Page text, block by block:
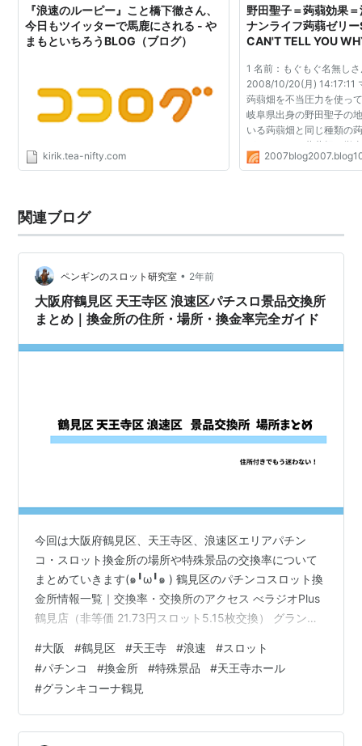
『浪速のルーピー』こと橋下徹さん、
今日もツイッターで馬鹿にされる - や
まもといちろうBLOG（ブログ）
kirik.tea-nifty.com
野田聖子＝蒟蒻効果
ナンライフ蒟蒻ゼリ
CAN'T TELL YOU
1 名前：もぐもぐ名無し
2008/10/20(月) 14:17:11
蒟蒻畑を不当圧力を使っ
岐阜県出身の野田聖子の
いる蒟蒻畑と同じ種類の
がマンナンの蒟蒻畑を撤
に異常な量で入荷され販
関連ブログ
ペンギンのスロット研究室 • 2年前
大阪府鶴見区 天王寺区 浪速区パチスロ景品交換所
まとめ｜換金所の住所・場所・換金率完全ガイド
今回は大阪府鶴見区、天王寺区、浪速区エリアパチン
コ・スロット換金所の場所や特殊景品の交換率について
まとめていきます(๑╹ω╹๑ ) 鶴見区のパチンコスロット換
金所情報一覧｜交換率・交換所のアクセス べラジオPlus
鶴見店（非等価 21.73円スロット5.15枚交換） グランキ
クバード鶴見（非等価 21.73円スロット5.2枚交換）
ZIPANG鶴見店（非等価 21.73円スロット5.2枚交換） マ
ルイチ鶴見店（非等価 20円スロット6.6枚交換） 天王寺
区のパチンコスロット換金所情報一覧｜交換率・交換所
のアクセス NEWISEYA（非等…
#大阪 #鶴見区 #天王寺 #浪速 #スロット
#パチンコ #換金所 #特殊景品 #天王寺ホール
#グランキコーナ鶴見